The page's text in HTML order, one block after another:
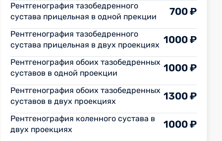
Рентгенография тазобедренного
сустава прицельная в одной прекции
700 ₽
Рентгенография тазобедренного
сустава прицельная в двух проекциях 1000 ₽
Рентгенография обоих тазобедренных
суставов в одной проекции
1000 ₽
Рентгенография обоих тазобедренных
суставов в двух проекциях
1300 ₽
Рентгенография коленного сустава в
двух проекциях
1000 ₽